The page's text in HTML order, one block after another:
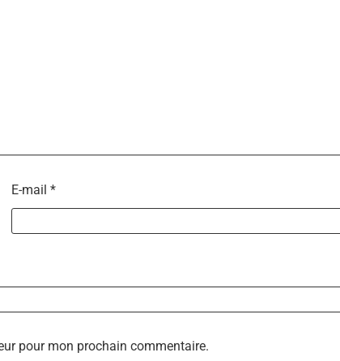
E-mail *
pour mon prochain commentaire.